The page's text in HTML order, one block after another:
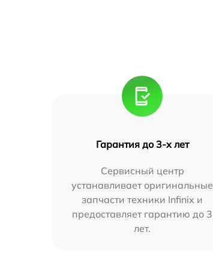
Гарантия до 3-х лет
Сервисный центр
устанавливает оригинальные
запчасти техники Infinix и
предоставляет гарантию до 3
лет.